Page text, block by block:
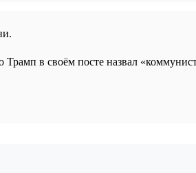
в своём посте назвал